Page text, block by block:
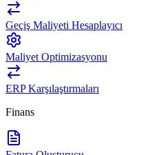
Geçiş Maliyeti Hesaplayıcı
Maliyet Optimizasyonu
ERP Karşılaştırmaları
Finans